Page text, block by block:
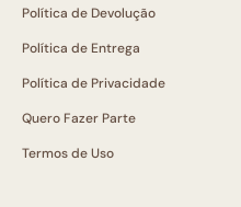
Política de Devolução
Política de Entrega
Política de Privacidade
Quero Fazer Parte
Termos de Uso